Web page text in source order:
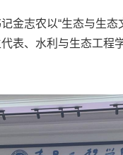
志农以“生态与生态
表、水利与生态工程